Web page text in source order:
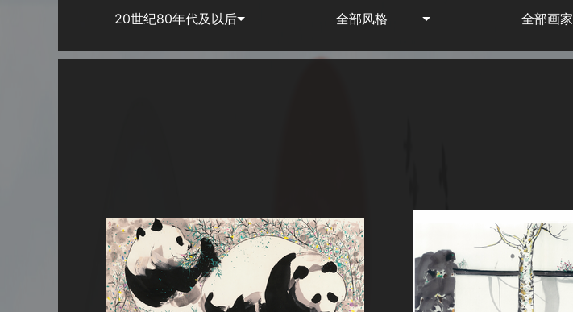
20世纪80年代及以后 全部风格 全部画家